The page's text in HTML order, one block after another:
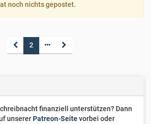
noch nichts gepostet.
2
finanziell unterstützen? Dann
unsererPatreon-Seitevorbei oder